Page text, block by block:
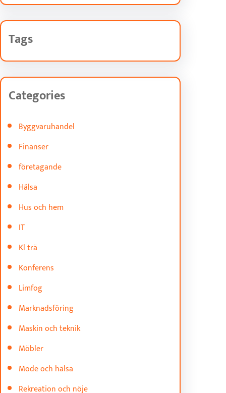
Tags
Categories
Byggvaruhandel
Finanser
företagande
Hälsa
Hus och hem
IT
Kl trä
Konferens
Limfog
Marknadsföring
Maskin och teknik
Möbler
Mode och hälsa
Rekreation och nöje